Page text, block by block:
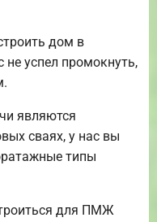
дом в
не успел промокнуть,
являются
сваях, у нас вы
типы
для ПМЖ